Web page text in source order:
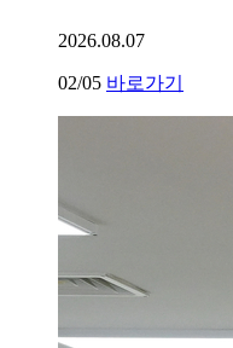
2026.08.07
02/05 바로가기